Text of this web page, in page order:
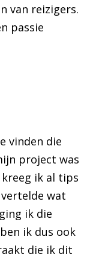
van reizigers.
passie
vinden die
project was
ik al tips
wat
ik die
ik dus ook
die ik dit